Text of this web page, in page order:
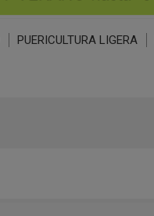
PUERICULTURA LIGERA